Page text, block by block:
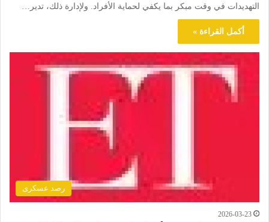
التهديدات في وقت مبكر بما يكفي لحماية الأفراد. ولإدارة ذلك، تدير…
أكمل القراءة »
رصد عسكرى
2026-03-23